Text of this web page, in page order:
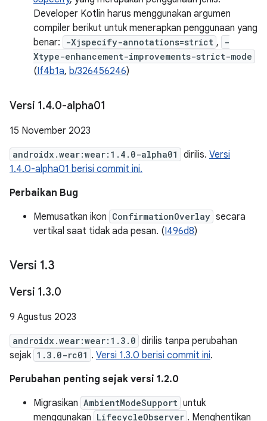
Developer Kotlin harus menggunakan argumen
compiler berikut untuk menerapkan penggunaan yang
benar:
-Xjspecify-annotations=strict ,
-
Xtype-enhancement-improvements-strict-mode
(If4b1a, b/326456246)
Versi 1.4.0-alpha01
15 November 2023
androidx.wear:wear:1.4.0-alpha01 dirilis. Versi
1.4.0-alpha01 berisi commit ini.
Perbaikan Bug
Memusatkan ikon ConfirmationOverlay secara
vertikal saat tidak ada pesan. (I496d8)
Versi 1.3
Versi 1.3.0
9 Agustus 2023
androidx.wear:wear:1.3.0 dirilis tanpa perubahan
sejak 1.3.0-rc01 . Versi 1.3.0 berisi commit ini.
Perubahan penting sejak versi 1.2.0
Migrasikan AmbientModeSupport untuk
menggunakan LifecycleObserver . Menghentikan